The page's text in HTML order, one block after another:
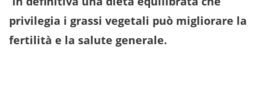
privilegia i grassi vegetali può migliorare la
fertilità e la salute generale.